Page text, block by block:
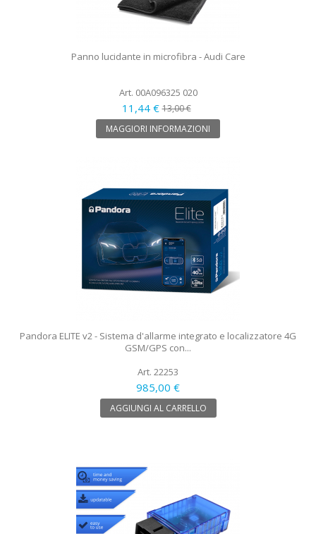
Panno lucidante in microfibra - Audi Care
Art. 00A096325 020
11,44 €13,00 €
MAGGIORI INFORMAZIONI
Pandora ELITE v2 - Sistema d'allarme integrato e localizzatore 4G
GSM/GPS con...
Art. 22253
985,00 €
AGGIUNGI AL CARRELLO